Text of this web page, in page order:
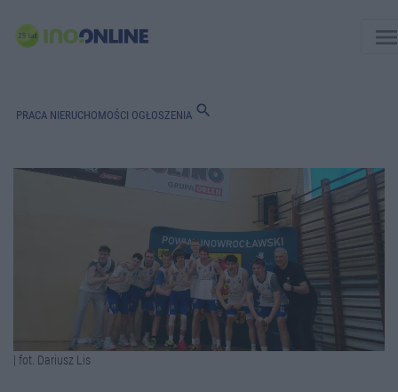
PRACA NIERUCHOMOŚCI OGŁOSZENIA search
| fot. Dariusz Lis